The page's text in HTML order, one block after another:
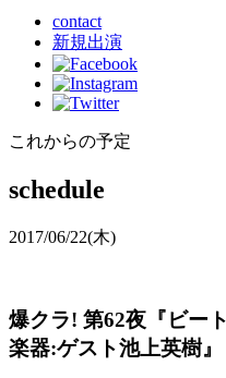
contact
新規出演
これからの予定
schedule
2017/06/22(木)
爆クラ! 第62夜『ビー
楽器:ゲスト池上英樹